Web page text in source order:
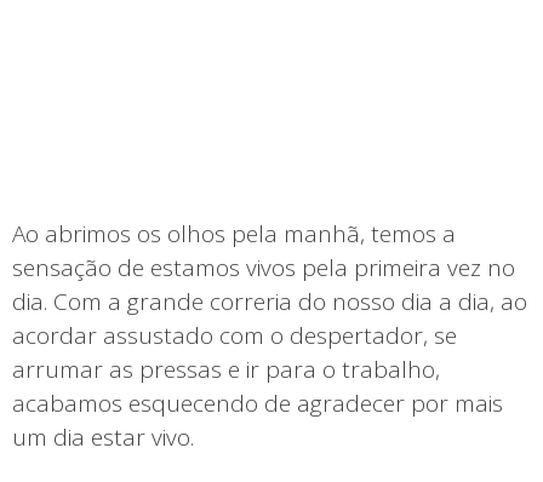
Ao abrimos os olhos pela manhã, temos a
sensação de estamos vivos pela primeira vez no
dia. Com a grande correria do nosso dia a dia, ao
acordar assustado com o despertador, se
arrumar as pressas e ir para o trabalho,
acabamos esquecendo de agradecer por mais
um dia estar vivo.